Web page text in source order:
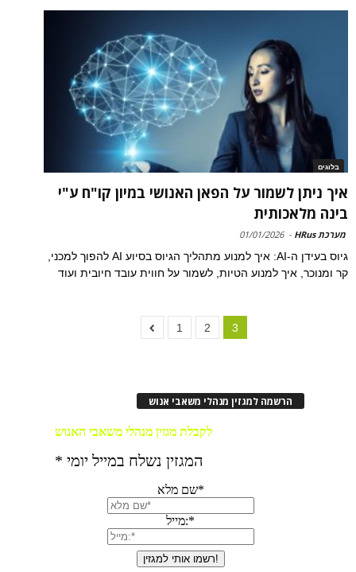
בלוגים
איך ניתן לשמור על הפאן האנושי במיון קו"ח ע"י
בינה מלאכותית
מערכת HRus -
01/01/2026
גיוס בעידן ה-AI: איך למנוע מתהליך הגיוס בסיוע AI להפוך למכני,
קר ומנוכר, איך למנוע הטיות, לשמור על חווית עובד חיובית ועוד
1 2 3
הרשמה למגזין מנהלי משאבי אנוש